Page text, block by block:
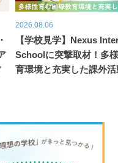
2026.08.06
【学校見学】Nexus
Schoolに突撃取材！多
育環境と充実した課外